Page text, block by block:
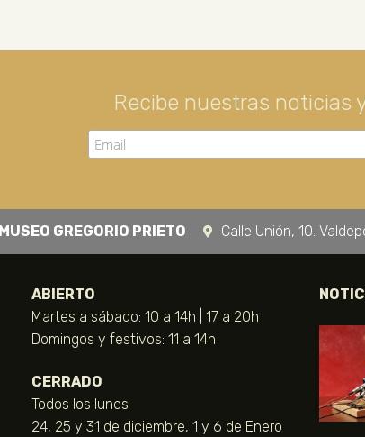
Recibe nuestras noticias
MUSEO GREGORIO PRIETO Calle Unión, 10.
ABIERTO
Martes a sábado: 10 a 14h | 17 a 20h
Domingos y festivos: 11 a 14h
CERRADO
Todos los lunes
24, 25 y 31 de diciembre, 1 y 6 de Enero